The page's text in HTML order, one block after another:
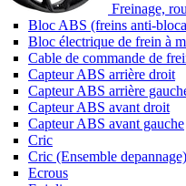
Freinage,
Bloc ABS (freins anti-
Bloc électrique de frein à
Cable de commande de
Capteur ABS arrière droit
Capteur ABS arrière
Capteur ABS avant droit
Capteur ABS avant gauche
Cric
Cric (Ensemble depannage)
Ecrous